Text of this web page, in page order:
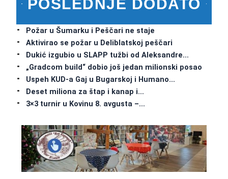
POSLEDNJE DODATO
Požar u Šumarku i Peščari ne staje
Aktivirao se požar u Deliblatskoj peščari
Dukić izgubio u SLAPP tužbi od Aleksandre…
„Gradcom build“ dobio još jedan milionski posao
Uspeh KUD-a Gaj u Bugarskoj i Humano…
Deset miliona za štap i kanap i…
3×3 turnir u Kovinu 8. avgusta –…